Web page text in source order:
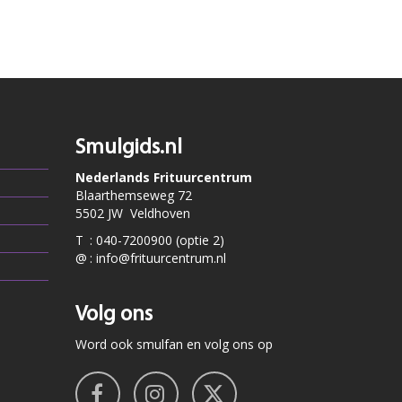
Smulgids.nl
Nederlands Frituurcentrum
Blaarthemseweg 72
5502 JW Veldhoven
T : 040-7200900 (optie 2)
@ : info@frituurcentrum.nl
Volg ons
Word ook smulfan en volg ons op